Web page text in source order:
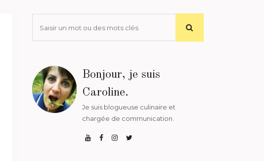
Bonjour, je suis
Caroline.
Je suis blogueuse culinaire et
chargée de communication.